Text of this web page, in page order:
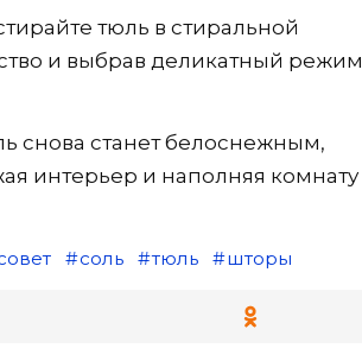
тюль в стиральной
и выбрав деликатный режим
снова станет белоснежным,
интерьер и наполняя комнату
соль тюль шторы